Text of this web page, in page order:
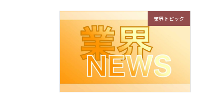
業界トピック